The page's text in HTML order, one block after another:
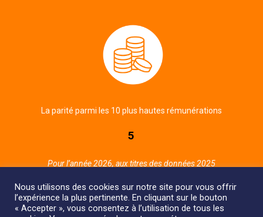
La parité parmi les 10 plus hautes rémunérations
5
Pour l’année 2026, aux titres des données 2025
Nous utilisons des cookies sur notre site pour vous offrir
l’expérience la plus pertinente. En cliquant sur le bouton
« Accepter », vous consentez à l’utilisation de tous les